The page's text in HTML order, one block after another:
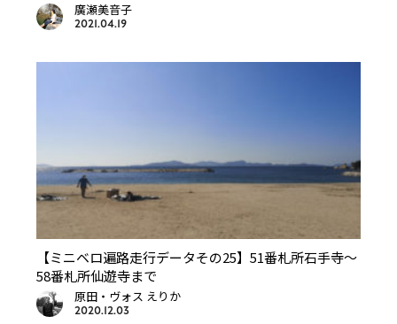
廣瀬美音子
2021.04.19
【ミニベロ遍路走行データその25】51番札所石手寺～
58番札所仙遊寺まで
原田・ヴォス えりか
2020.12.03